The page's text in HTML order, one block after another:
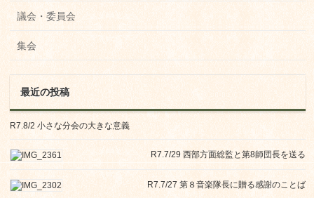
議会・委員会
集会
最近の投稿
R7.8/2 小さな分会の大きな意義
R7.7/29 西部方面総監と第8師団長を送る
R7.7/27 第８音楽隊長に贈る感謝のことば